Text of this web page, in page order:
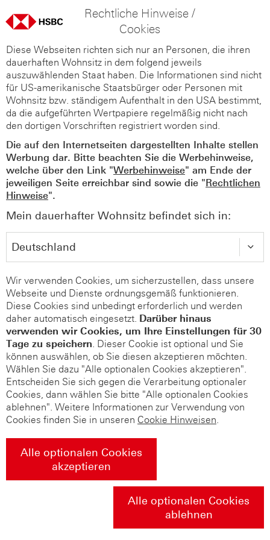
Rechtliche Hinweise /
Cookies
Diese Webseiten richten sich nur an Personen, die ihren
dauerhaften Wohnsitz in dem folgend jeweils
auszuwählenden Staat haben. Die Informationen sind nicht
für US-amerikanische Staatsbürger oder Personen mit
Wohnsitz bzw. ständigem Aufenthalt in den USA bestimmt,
da die aufgeführten Wertpapiere regelmäßig nicht nach
den dortigen Vorschriften registriert worden sind.
Die auf den Internetseiten dargestellten Inhalte stellen
Werbung dar. Bitte beachten Sie die Werbehinweise,
welche über den Link "Werbehinweise" am Ende der
jeweiligen Seite erreichbar sind sowie die "Rechtlichen
Hinweise".
Mein dauerhafter Wohnsitz befindet sich in:
Wir verwenden Cookies, um sicherzustellen, dass unsere
Webseite und Dienste ordnungsgemäß funktionieren.
Diese Cookies sind unbedingt erforderlich und werden
daher automatisch eingesetzt. Darüber hinaus
verwenden wir Cookies, um Ihre Einstellungen für 30
Tage zu speichern. Dieser Cookie ist optional und Sie
können auswählen, ob Sie diesen akzeptieren möchten.
Wählen Sie dazu "Alle optionalen Cookies akzeptieren".
Entscheiden Sie sich gegen die Verarbeitung optionaler
Cookies, dann wählen Sie bitte "Alle optionalen Cookies
ablehnen". Weitere Informationen zur Verwendung von
Cookies finden Sie in unseren Cookie Hinweisen.
Alle optionalen Cookies
akzeptieren
Alle optionalen Cookies
ablehnen